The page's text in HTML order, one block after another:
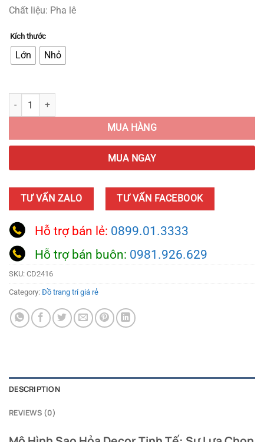
Chất liệu: Pha lê
Kích thước
Lớn Nhỏ
Mô Hình Sao Hỏa Decor Tinh Tế quantity
MUA HÀNG
MUA NGAY
TƯ VẤN ZALO TƯ VẤN FACEBOOK
Hỗ trợ bán lẻ: 0899.01.3333
Hỗ trợ bán buôn: 0981.926.629
SKU: CD2416
Category: Đồ trang trí giá rẻ
DESCRIPTION
REVIEWS (0)